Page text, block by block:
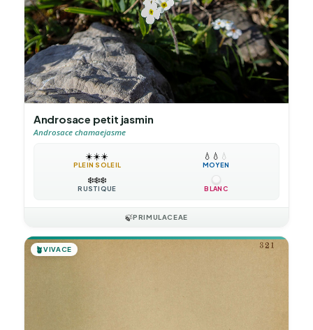
Androsace petit jasmin
Androsace chamaejasme
☀️☀️☀️
PLEIN SOLEIL
💧 💧 💧
MOYEN
❄️❄️❄️
RUSTIQUE BLANC
🍃PRIMULACEAE
🪴VIVACE